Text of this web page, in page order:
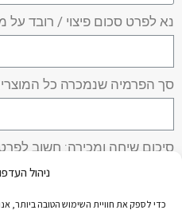
ניהול
נא לפרט סכום פיצוי / רובד על
סך הפרמיה שנמכרה כל
סיכום שיחה ומכירה: חשוב
מקבל הסוכן הפנסיוני כדי